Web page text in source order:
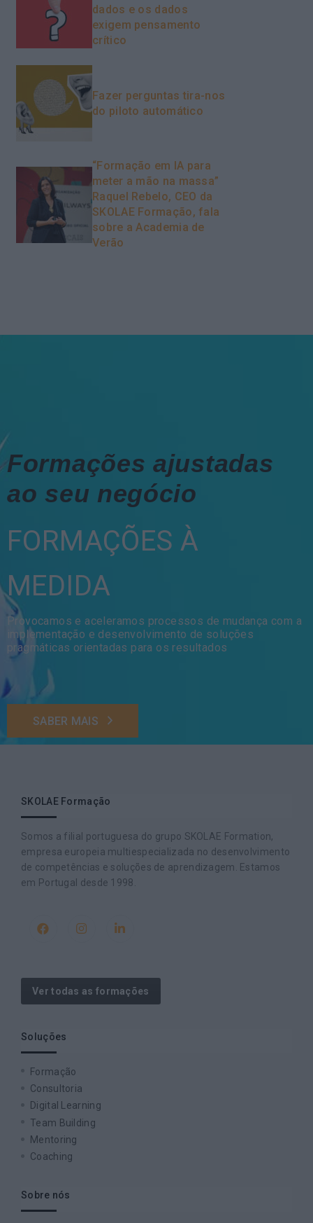
dados e os dados
exigem pensamento
crítico
Fazer perguntas tira-nos
do piloto automático
“Formação em IA para
meter a mão na massa”
Raquel Rebelo, CEO da
SKOLAE Formação, fala
sobre a Academia de
Verão
Formações ajustadas
ao seu negócio
FORMAÇÕES À
MEDIDA
Provocamos e aceleramos processos de mudança com a
implementação e desenvolvimento de soluções
pragmáticas orientadas para os resultados
SABER MAIS
SKOLAE Formação
Somos a filial portuguesa do grupo SKOLAE Formation,
empresa europeia multiespecializada no desenvolvimento
de competências e soluções de aprendizagem. Estamos
em Portugal desde 1998.
Ver todas as formações
Soluções
Formação
Consultoria
Digital Learning
Team Building
Mentoring
Coaching
Sobre nós